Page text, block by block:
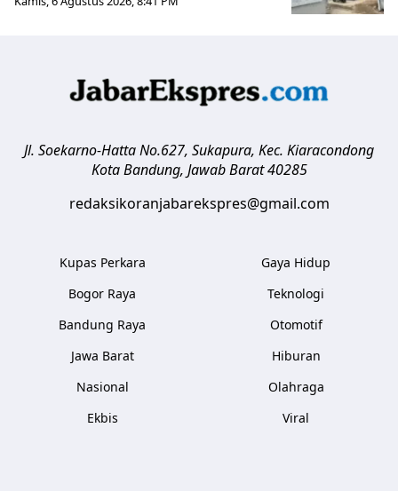
Jl. Soekarno-Hatta No.627, Sukapura, Kec. Kiaracondong
Kota Bandung, Jawab Barat 40285
redaksikoranjabarekspres@gmail.com
Kupas Perkara
Bogor Raya
Bandung Raya
Jawa Barat
Nasional
Ekbis
Gaya Hidup
Teknologi
Otomotif
Hiburan
Olahraga
Viral